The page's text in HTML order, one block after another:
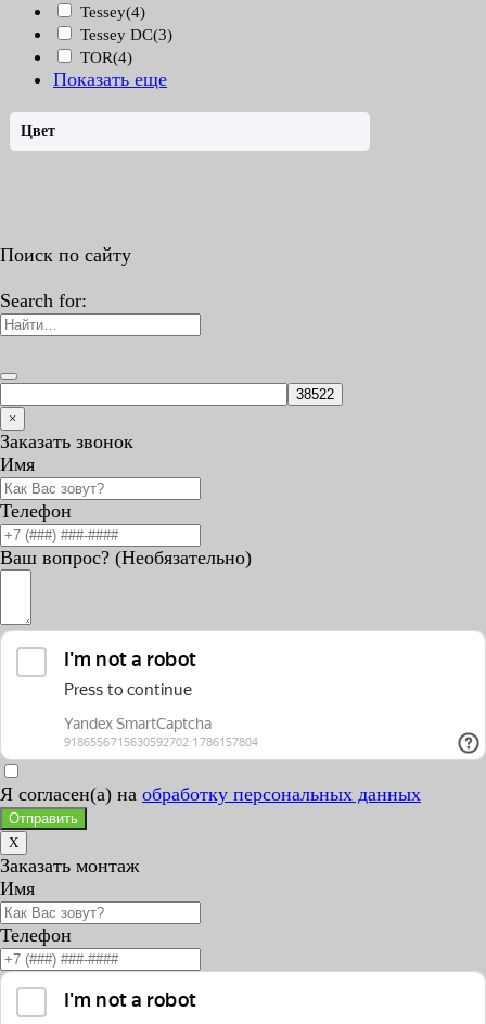
Tessey(4)
Tessey DC(3)
TOR(4)
Показать еще
Цвет
Поиск по сайту
Search for:
×
Заказать звонок
Имя
Телефон
Ваш вопрос? (Необязательно)
Я согласен(а) на обработку персональных данных
Отправить
X
Заказать монтаж
Имя
Телефон